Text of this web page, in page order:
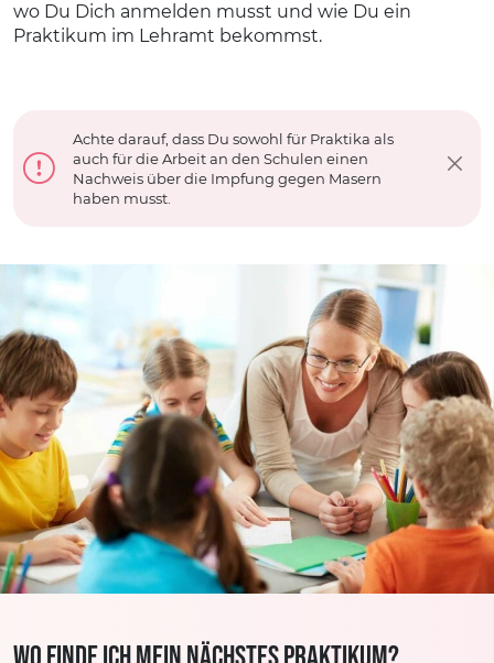
wo Du Dich anmelden musst und wie Du ein
Praktikum im Lehramt bekommst.
Achte darauf, dass Du sowohl für Praktika als
auch für die Arbeit an den Schulen einen
Nachweis über die Impfung gegen Masern
haben musst.